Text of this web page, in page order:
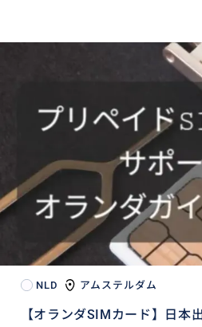
NLD アムステルダム
【オランダSIMカード】日本